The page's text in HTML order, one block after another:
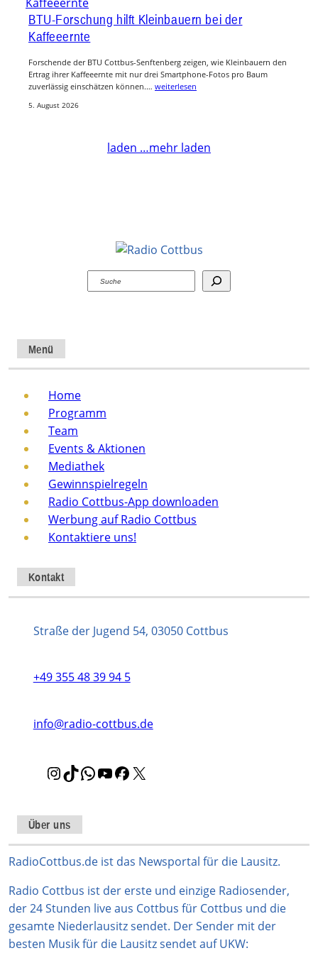
BTU-Forschung hilft Kleinbauern bei der
Kaffeeernte
Forschende der BTU Cottbus-Senftenberg zeigen, wie Kleinbauern den
Ertrag ihrer Kaffeeernte mit nur drei Smartphone-Fotos pro Baum
zuverlässig einschätzen können.… weiterlesen
5. August 2026
laden …mehr laden
Suchen
Menü
Home
Programm
Team
Events & Aktionen
Mediathek
Gewinnspielregeln
Radio Cottbus-App downloaden
Werbung auf Radio Cottbus
Kontaktiere uns!
Kontakt
Straße der Jugend 54, 03050 Cottbus
+49 355 48 39 94 5
info@radio-cottbus.de
I
t
a
g
a
m
T
o
k
W
s
A
p
Y
u
b
F
b
o
k
Über uns
RadioCottbus.de ist das Newsportal für die Lausitz.
Radio Cottbus ist der erste und einzige Radiosender,
der 24 Stunden live aus Cottbus für Cottbus und die
gesamte Niederlausitz sendet. Der Sender mit der
besten Musik für die Lausitz sendet auf UKW: